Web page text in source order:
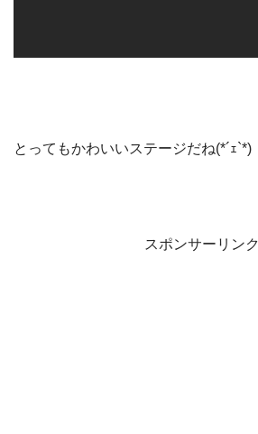
とってもかわいいステージだね(*´ｪ`*)
スポンサーリンク